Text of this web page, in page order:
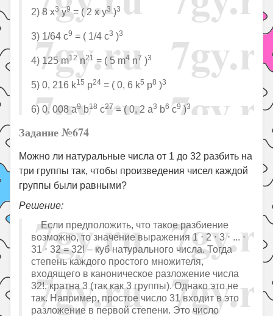
2) 8 x3y9= ( 2 x y3)3
3) 1/64 c9 = ( 1/4 c3 )3
4) 125 m12 n21 = ( 5 m4 n7 )3
5) 0, 216 k15 p24 = ( 0, 6 k5 p8 )3
6) 0, 008 a9b18 c27= ( 0, 2 a3 b6 c9)3
Задание №674
Можно ли натуральные числа от 1 до 32 разбить на
три группы так, чтобы произведения чисел каждой
группы были равными?
Решение:
Если предположить, что такое разбиение
возможно, то значение выражения 1 ⋅ 2 ⋅ 3 ⋅ ... ⋅
31 ⋅ 32 = 32! – куб натурального числа. Тогда
степень каждого простого множителя,
входящего в каноническое разложение числа
32!, кратна 3 (так как 3 группы). Однако это не
так. Например, простое число 31 входит в это
разложение в первой степени. Это число